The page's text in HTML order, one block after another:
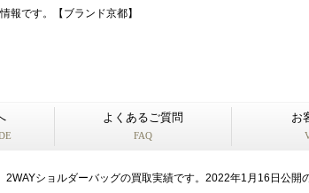
です。【ブランド京都】
よくあるご質問
FAQ
お
ショルダーバッグの買取実績です。2022年1月16日公開